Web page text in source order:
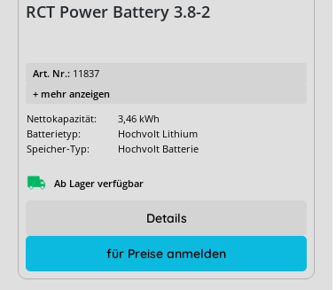
RCT Power Battery 3.8-2
Art. Nr.: 11837
+ mehr anzeigen
Nettokapazität:
3,46 kWh
Batterietyp:
Hochvolt Lithium
Speicher-Typ:
Hochvolt Batterie
Ab Lager verfügbar
für Preise anmelden
Details